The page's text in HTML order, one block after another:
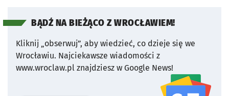
BĄDŹ NA BIEŻĄCO Z WROCŁAWIEM!
Kliknij „obserwuj”, aby wiedzieć, co dzieje się we
Wrocławiu. Najciekawsze wiadomości z
www.wroclaw.pl znajdziesz w Google News!